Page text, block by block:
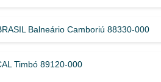
Balneário Camboriú 88330-000
Timbó 89120-000